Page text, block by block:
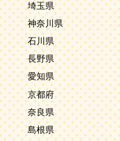
埼玉県
神奈川県
石川県
長野県
愛知県
京都府
奈良県
島根県